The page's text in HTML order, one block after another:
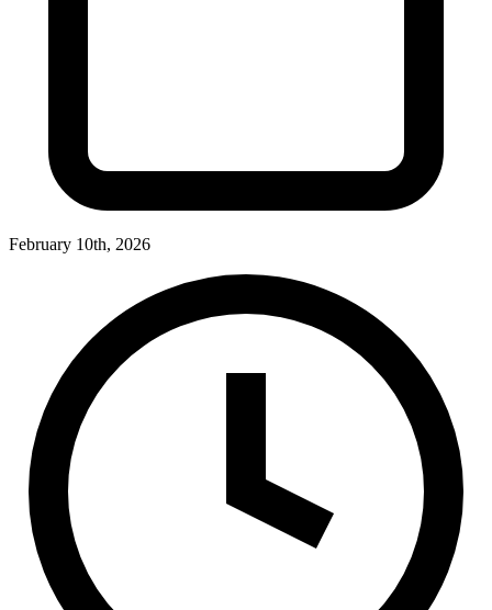
February 10th, 2026